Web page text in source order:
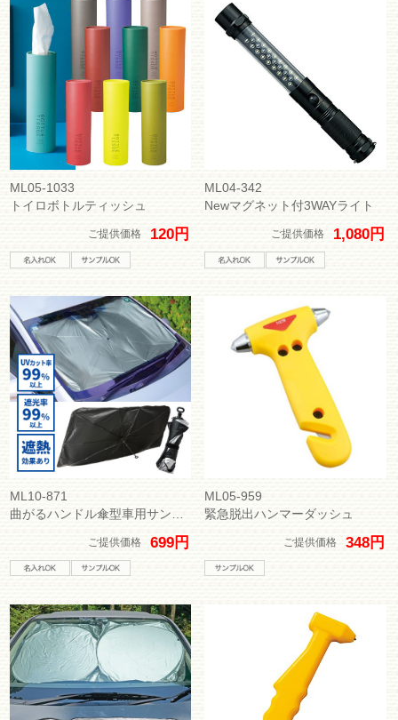
ML05-1033
トイロボトルティッシュ
ご提供価格 120円
ML04-342
Newマグネット付3WAYライト
ご提供価格 1,080円
ML10-871
ご提供価格 699円
ML05-959
緊急脱出ハンマーダッシュ
ご提供価格 348円